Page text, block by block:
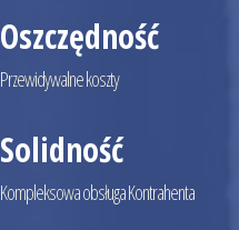
Kompleksowa obsługa Kontrahenta
Solidność
Przewidywalne koszty
Oszczędność